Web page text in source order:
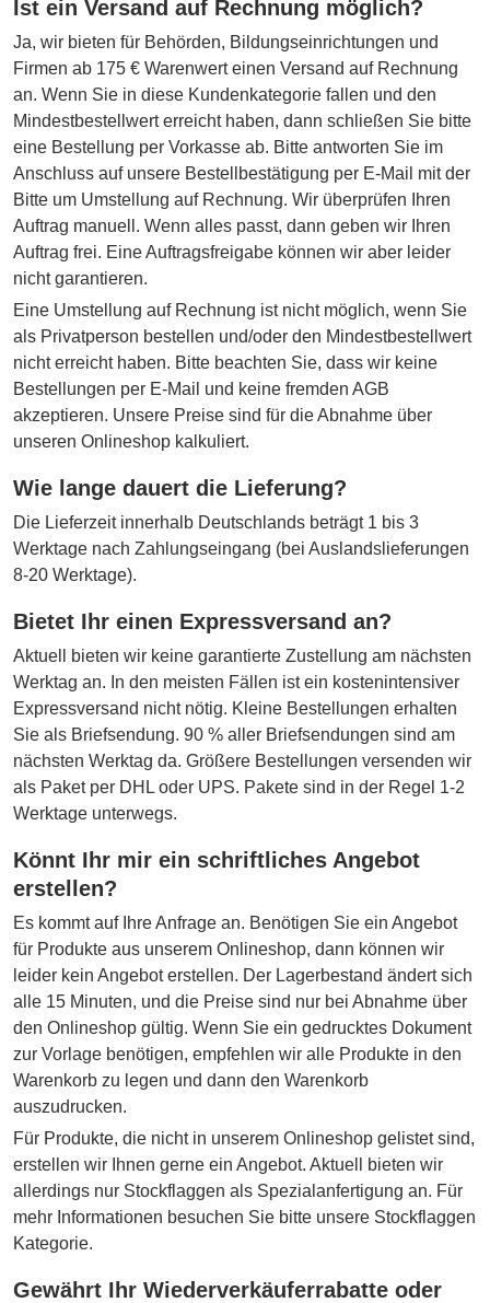
Ist ein Versand auf Rechnung möglich?
Ja, wir bieten für Behörden, Bildungseinrichtungen und
Firmen ab 175 € Warenwert einen Versand auf Rechnung
an. Wenn Sie in diese Kundenkategorie fallen und den
Mindestbestellwert erreicht haben, dann schließen Sie bitte
eine Bestellung per Vorkasse ab. Bitte antworten Sie im
Anschluss auf unsere Bestellbestätigung per E-Mail mit der
Bitte um Umstellung auf Rechnung. Wir überprüfen Ihren
Auftrag manuell. Wenn alles passt, dann geben wir Ihren
Auftrag frei. Eine Auftragsfreigabe können wir aber leider
nicht garantieren.
Eine Umstellung auf Rechnung ist nicht möglich, wenn Sie
als Privatperson bestellen und/oder den Mindestbestellwert
nicht erreicht haben. Bitte beachten Sie, dass wir keine
Bestellungen per E-Mail und keine fremden AGB
akzeptieren. Unsere Preise sind für die Abnahme über
unseren Onlineshop kalkuliert.
Wie lange dauert die Lieferung?
Die Lieferzeit innerhalb Deutschlands beträgt 1 bis 3
Werktage nach Zahlungseingang (bei Auslandslieferungen
8-20 Werktage).
Bietet Ihr einen Expressversand an?
Aktuell bieten wir keine garantierte Zustellung am nächsten
Werktag an. In den meisten Fällen ist ein kostenintensiver
Expressversand nicht nötig. Kleine Bestellungen erhalten
Sie als Briefsendung. 90 % aller Briefsendungen sind am
nächsten Werktag da. Größere Bestellungen versenden wir
als Paket per DHL oder UPS. Pakete sind in der Regel 1-2
Werktage unterwegs.
Könnt Ihr mir ein schriftliches Angebot
erstellen?
Es kommt auf Ihre Anfrage an. Benötigen Sie ein Angebot
für Produkte aus unserem Onlineshop, dann können wir
leider kein Angebot erstellen. Der Lagerbestand ändert sich
alle 15 Minuten, und die Preise sind nur bei Abnahme über
den Onlineshop gültig. Wenn Sie ein gedrucktes Dokument
zur Vorlage benötigen, empfehlen wir alle Produkte in den
Warenkorb zu legen und dann den Warenkorb
auszudrucken.
Für Produkte, die nicht in unserem Onlineshop gelistet sind,
erstellen wir Ihnen gerne ein Angebot. Aktuell bieten wir
allerdings nur Stockflaggen als Spezialanfertigung an. Für
mehr Informationen besuchen Sie bitte unsere Stockflaggen
Kategorie.
Gewährt Ihr Wiederverkäuferrabatte oder